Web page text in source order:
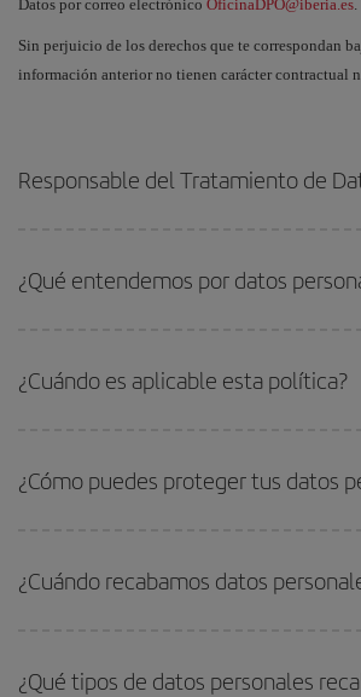
Datos por correo electrónico OficinaDPO@iberia.es.
Sin perjuicio de los derechos que te correspondan
información anterior no tienen carácter contractual
Responsable del Tratamiento de
¿Qué entendemos por datos
¿Cuándo es aplicable esta política?
¿Cómo puedes proteger tus datos
¿Cuándo recabamos datos
¿Qué tipos de datos personales